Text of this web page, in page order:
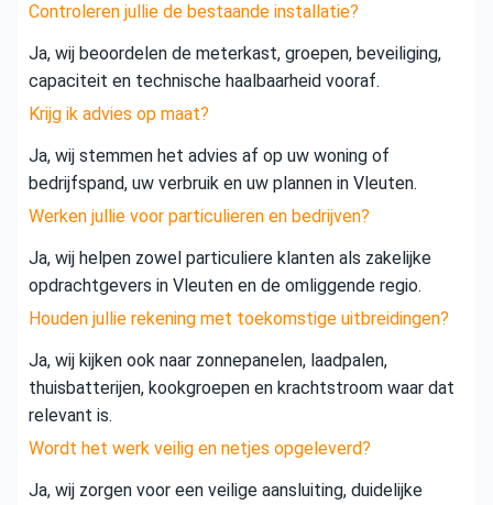
Controleren jullie de bestaande installatie?
Ja, wij beoordelen de meterkast, groepen, beveiliging,
capaciteit en technische haalbaarheid vooraf.
Krijg ik advies op maat?
Ja, wij stemmen het advies af op uw woning of
bedrijfspand, uw verbruik en uw plannen in Vleuten.
Werken jullie voor particulieren en bedrijven?
Ja, wij helpen zowel particuliere klanten als zakelijke
opdrachtgevers in Vleuten en de omliggende regio.
Houden jullie rekening met toekomstige uitbreidingen?
Ja, wij kijken ook naar zonnepanelen, laadpalen,
thuisbatterijen, kookgroepen en krachtstroom waar dat
relevant is.
Wordt het werk veilig en netjes opgeleverd?
Ja, wij zorgen voor een veilige aansluiting, duidelijke